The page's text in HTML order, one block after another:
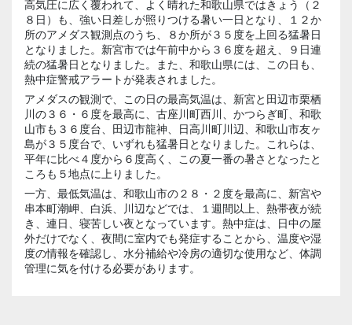
高気圧に広く覆われて、よく晴れた和歌山県ではきょう（２
８日）も、強い日差しが照りつける暑い一日となり、１２か
所のアメダス観測点のうち、８か所が３５度を上回る猛暑日
となりました。新宮市では午前中から３６度を超え、９日連
続の猛暑日となりました。また、和歌山県には、この日も、
熱中症警戒アラートが発表されました。
アメダスの観測で、この日の最高気温は、新宮と田辺市栗栖
川の３６・６度を最高に、古座川町西川、かつらぎ町、和歌
山市も３６度台、田辺市龍神、日高川町川辺、和歌山市友ヶ
島が３５度台で、いずれも猛暑日となりました。これらは、
平年に比べ４度から６度高く、この夏一番の暑さとなったと
ころも５地点に上りました。
一方、最低気温は、和歌山市の２８・２度を最高に、新宮や
串本町潮岬、白浜、川辺などでは、１週間以上、熱帯夜が続
き、連日、寝苦しい夜となっています。熱中症は、日中の屋
外だけでなく、夜間に室内でも発症することから、温度や湿
度の情報を確認し、水分補給や冷房の適切な使用など、体調
管理に気を付ける必要があります。